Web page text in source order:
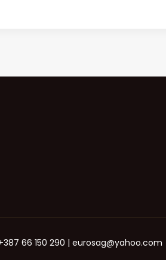
66 150 290 | eurosag@yahoo.com